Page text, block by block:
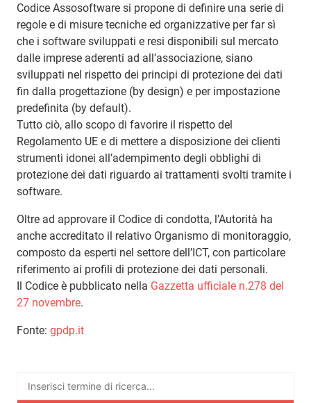
Codice Assosoftware si propone di definire una serie di
regole e di misure tecniche ed organizzative per far sì
che i software sviluppati e resi disponibili sul mercato
dalle imprese aderenti ad all’associazione, siano
sviluppati nel rispetto dei principi di protezione dei dati
fin dalla progettazione (by design) e per impostazione
predefinita (by default).
Tutto ciò, allo scopo di favorire il rispetto del
Regolamento UE e di mettere a disposizione dei clienti
strumenti idonei all’adempimento degli obblighi di
protezione dei dati riguardo ai trattamenti svolti tramite i
software.
Oltre ad approvare il Codice di condotta, l’Autorità ha
anche accreditato il relativo Organismo di monitoraggio,
composto da esperti nel settore dell’ICT, con particolare
riferimento ai profili di protezione dei dati personali.
Il Codice è pubblicato nella Gazzetta ufficiale n.278 del
27 novembre.
Fonte: gpdp.it
Ricerca